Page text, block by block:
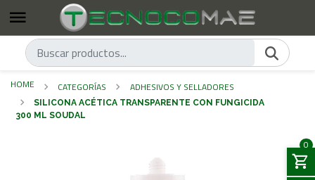
0
HOME CATEGORÍAS ADHESIVOS Y SELLADORES
SILICONA ACÉTICA TRANSPARENTE CON FUNGICIDA
300 ML SOUDAL